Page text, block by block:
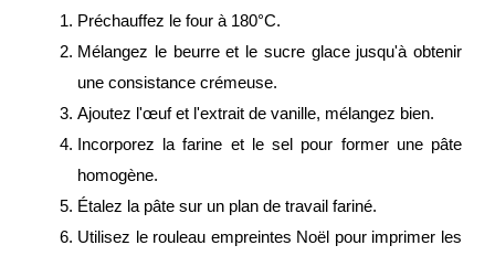
Préchauffez le four à 180°C.
Mélangez le beurre et le sucre glace jusqu'à obtenir
une consistance crémeuse.
Ajoutez l'œuf et l'extrait de vanille, mélangez bien.
Incorporez la farine et le sel pour former une pâte
homogène.
Étalez la pâte sur un plan de travail fariné.
Utilisez le rouleau empreintes Noël pour imprimer les